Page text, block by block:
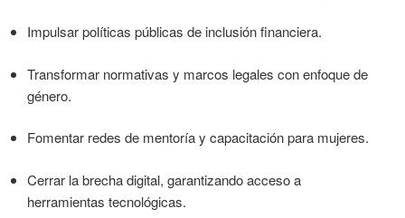
Impulsar políticas públicas de inclusión financiera.
Transformar normativas y marcos legales con enfoque de
género.
Fomentar redes de mentoría y capacitación para mujeres.
Cerrar la brecha digital, garantizando acceso a
herramientas tecnológicas.